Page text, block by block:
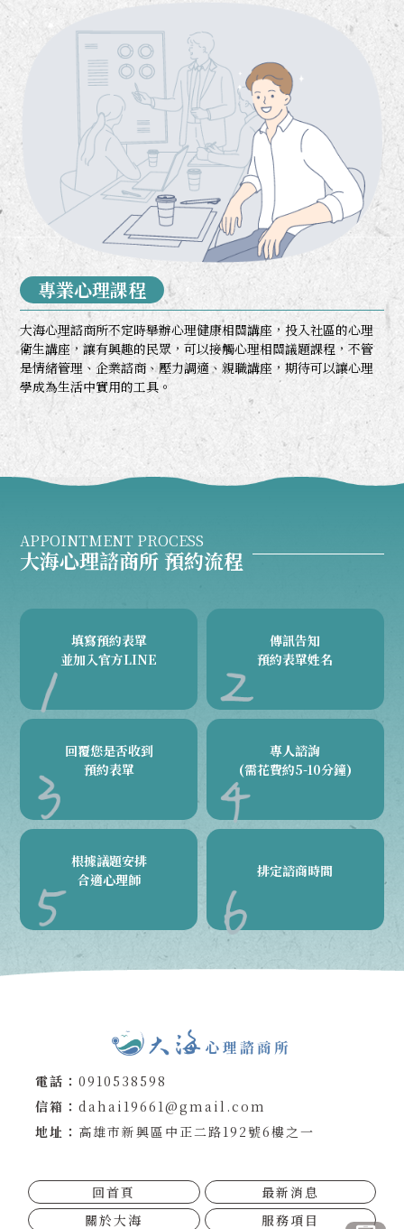
專業心理課程
大海心理諮商所不定時舉辦心理健康相關講座，投入社區的心理
衛生講座，讓有興趣的民眾，可以接觸心理相關議題課程，不管
是情緒管理、企業諮商、壓力調適、親職講座，期待可以讓心理
學成為生活中實用的工具。
APPOINTMENT PROCESS
大海心理諮商所 預約流程
填寫預約表單
並加入官方LINE
傳訊告知
預約表單姓名
回覆您是否收到
預約表單
專人諮詢
(需花費約5-10分鐘)
根據議題安排
合適心理師
排定諮商時間
0910538598
dahai19661@gmail.com
高雄市新興區中正二路192號6樓之一
回首頁
最新消息
關於大海
服務項目